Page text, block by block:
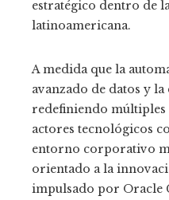
estratégico dentro de
latinoamericana.
A medida que la
avanzado de datos y
redefiniendo múltiples
actores tecnológicos
entorno corporativo
orientado a la
impulsado por Oracle